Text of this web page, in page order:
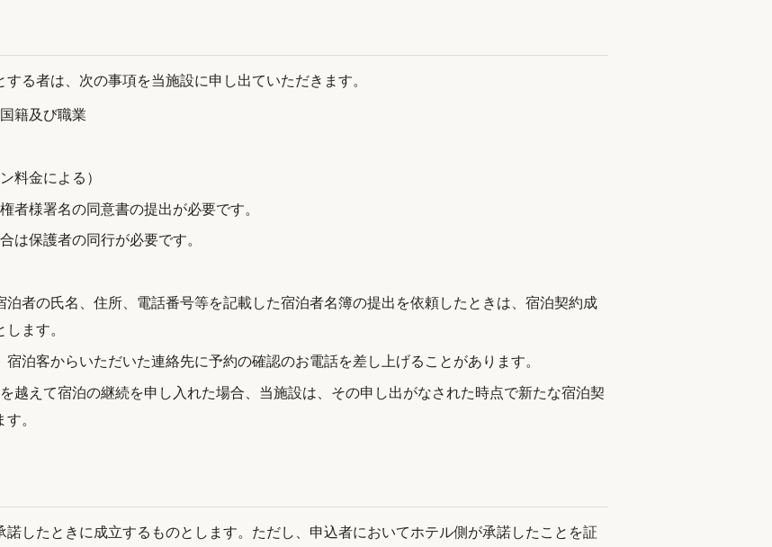
る者は、次の事項を当施設に申し出ていただきます。
籍及び職業
料金による）
者様署名の同意書の提出が必要です。
は保護者の同行が必要です。
者の氏名、住所、電話番号等を記載した宿泊者名簿の提出を依頼したときは、宿泊契約成
ます。
泊客からいただいた連絡先に予約の確認のお電話を差し上げることがあります。
越えて宿泊の継続を申し入れた場合、当施設は、その申し出がなされた時点で新たな宿泊契
。
したときに成立するものとします。ただし、申込者においてホテル側が承諾したことを証